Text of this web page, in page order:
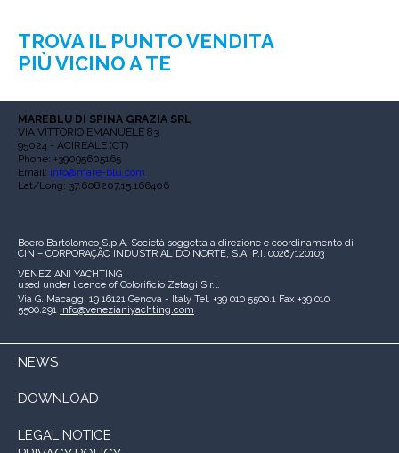
TROVA IL PUNTO VENDITA
PIÙ VICINO A TE
MAREBLU DI SPINA GRAZIA SRL
VIA VITTORIO EMANUELE 83
95024 - ACIREALE (CT)
Phone: +39095605165
Email: info@mare-blu.com
Lat/Long: 37.608207,15.166406
Boero Bartolomeo S.p.A. Società soggetta a direzione e coordinamento di
CIN – CORPORAÇÃO INDUSTRIAL DO NORTE, S.A. P.I. 00267120103
VENEZIANI YACHTING
used under licence of Colorificio Zetagi S.r.l.
Via G. Macaggi 19 16121 Genova - Italy Tel. +39 010 5500.1 Fax +39 010
5500.291 info@venezianiyachting.com
NEWS
DOWNLOAD
LEGAL NOTICE